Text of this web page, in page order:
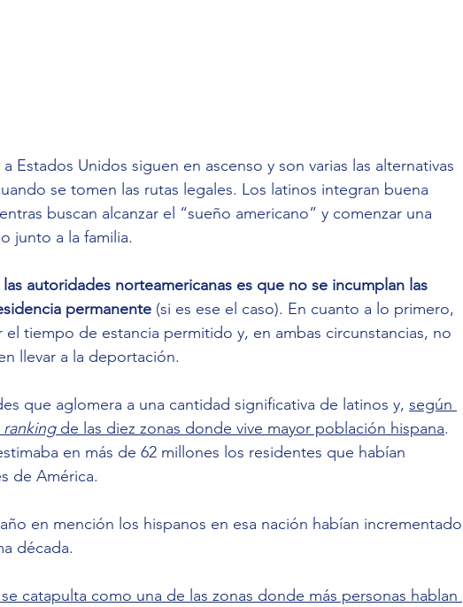
Estados Unidos siguen en ascenso y son varias las alternativas
se tomen las rutas legales. Los latinos integran buena
buscan alcanzar el “sueño americano” y comenzar una
junto a la familia.
las autoridades norteamericanas es que no se incumplan las
permanente (si es ese el caso). En cuanto a lo primero,
tiempo de estancia permitido y, en ambas circunstancias, no
llevar a la deportación.
que aglomera a una cantidad significativa de latinos y, según
ranking de las diez zonas donde vive mayor población hispana.
en más de 62 millones los residentes que habían
de América.
en mención los hispanos en esa nación habían incrementado
década.
catapulta como una de las zonas donde más personas hablan